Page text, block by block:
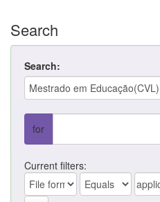
Search
Search:
for
Current filters: